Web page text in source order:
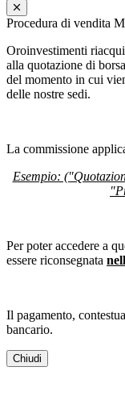
Procedura di vendita
Oroinvestimenti
alla quotazione di
del momento in cui
delle nostre sedi.
La commissione
Esempio:
Per poter accedere a
essere riconsegnata
Il pagamento,
bancario.
Chiudi